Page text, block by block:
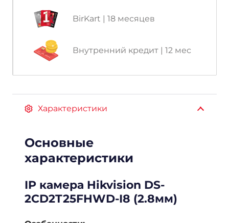
BirKart | 18 месяцев
Внутренний кредит | 12 мес
Характеристики
Основные
характеристики
IP камера Hikvision DS-
2CD2T25FHWD-I8 (2.8мм)